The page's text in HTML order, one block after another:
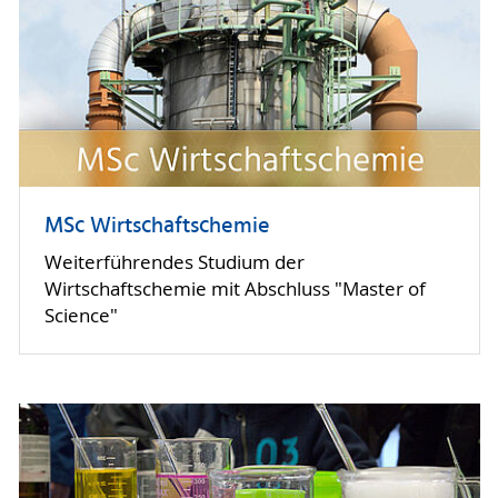
MSc Wirtschaftschemie
Weiterführendes Studium der
Wirtschaftschemie mit Abschluss "Master of
Science"